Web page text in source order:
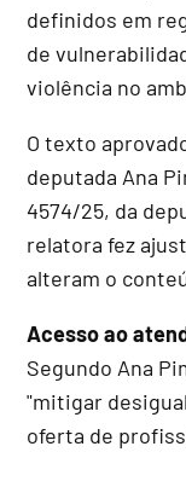
definidos em
de
violência no
O texto
deputada Ana
4574/25, da
relatora fez
alteram o
Acesso ao
Segundo Ana
"mitigar
oferta de